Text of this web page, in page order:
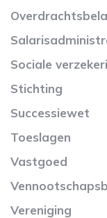
Sociale
Stichting
Successiewet
Toeslagen
Vastgoed
Vereniging